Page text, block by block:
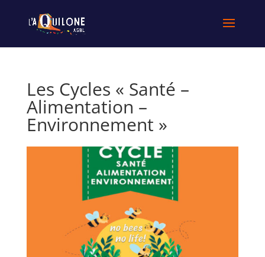
Les Cycles « Santé –
Alimentation –
Environnement »